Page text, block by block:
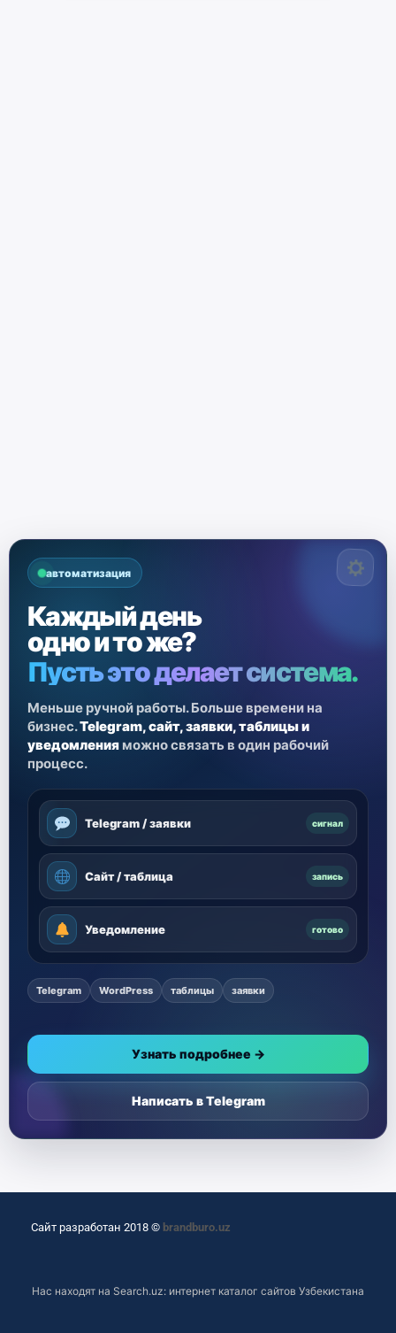
автоматизация
Каждый день
одно и то же?
Пусть это делает система.
Меньше ручной работы. Больше времени на
бизнес.Telegram, сайт, заявки, таблицы и
уведомления можно связать в один рабочий
процесс.
Telegram / заявки сигнал
Сайт / таблица запись
Уведомление готово
Telegram WordPress таблицы заявки
Узнать подробнее →
Написать в Telegram
Сайт разработан 2018 © brandburo.uz
Нас находят на Search.uz: интернет каталог сайтов Узбекистана